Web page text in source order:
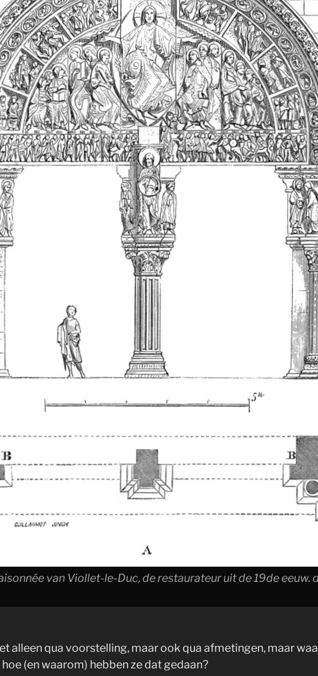
van Viollet-le-Duc, de restaurateur uit de 19de eeuw.
alleen qua voorstelling, maar ook qua afmetingen, maar
hoe (en waarom) hebben ze dat gedaan?